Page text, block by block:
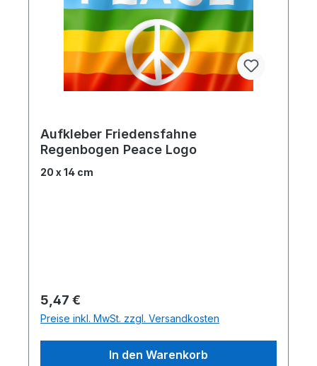
Aufkleber Friedensfahne
Regenbogen Peace Logo
20 x 14 cm
Regulärer Preis:
5,47 €
Preise inkl. MwSt. zzgl. Versandkosten
In den Warenkorb